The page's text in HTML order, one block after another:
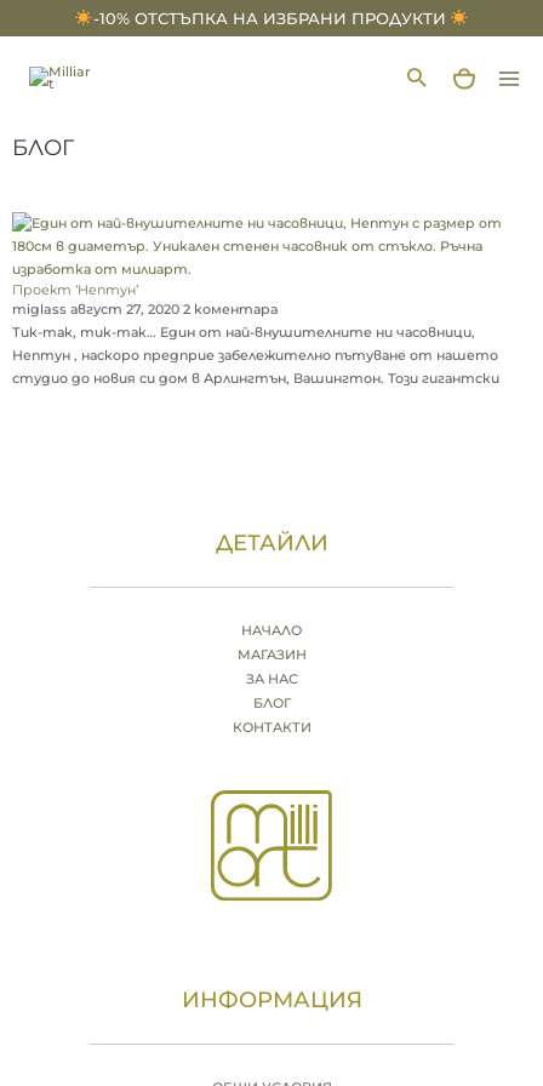
to
-10% ОТСТЪПКА НА ИЗБРАНИ ПРОДУКТИ
БЛОГ
Проект ‘Нептун’
miglass август 27, 2020 2 коментара
Тик-так, тик-так… Един от най-внушителните ни часовници,
Нептун , наскоро предприе забележително пътуване от нашето
студио до новия си дом в Арлингтън, Вашингтон. Този гигантски
ДЕТАЙЛИ
НАЧАЛО
МАГАЗИН
ЗА НАС
БЛОГ
КОНТАКТИ
ИНФОРМАЦИЯ